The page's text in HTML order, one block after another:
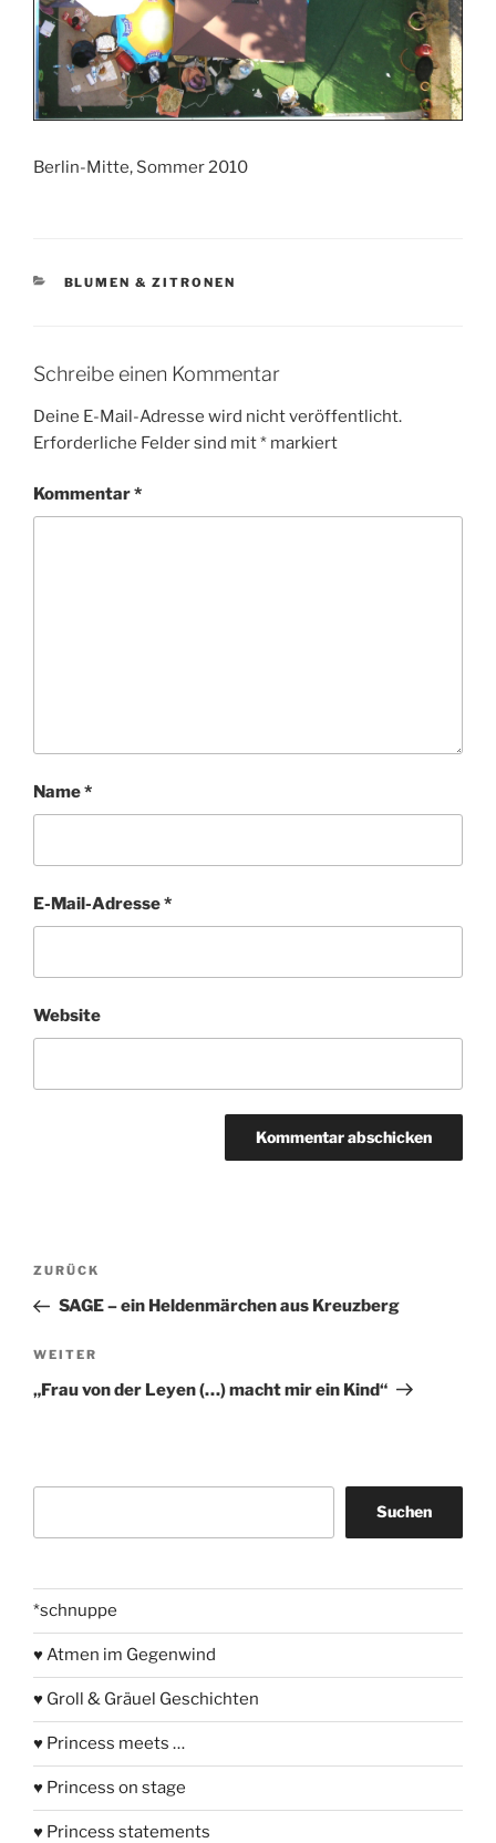
Berlin-Mitte, Sommer 2010
KATEGORIEN
BLUMEN & ZITRONEN
Schreibe einen Kommentar
Deine E-Mail-Adresse wird nicht veröffentlicht.
Erforderliche Felder sind mit* markiert
Kommentar*
Name*
E-Mail-Adresse*
Website
Beitragsnavigation
Vorheriger
Beitrag
ZURÜCK
SAGE – ein Heldenmärchen aus Kreuzberg
Nächster
Beitrag
WEITER
„Frau von der Leyen (…) macht mir ein Kind“
Suchen
*schnuppe
♥ Atmen im Gegenwind
♥ Groll & Gräuel Geschichten
♥ Princess meets …
♥ Princess on stage
♥ Princess statements